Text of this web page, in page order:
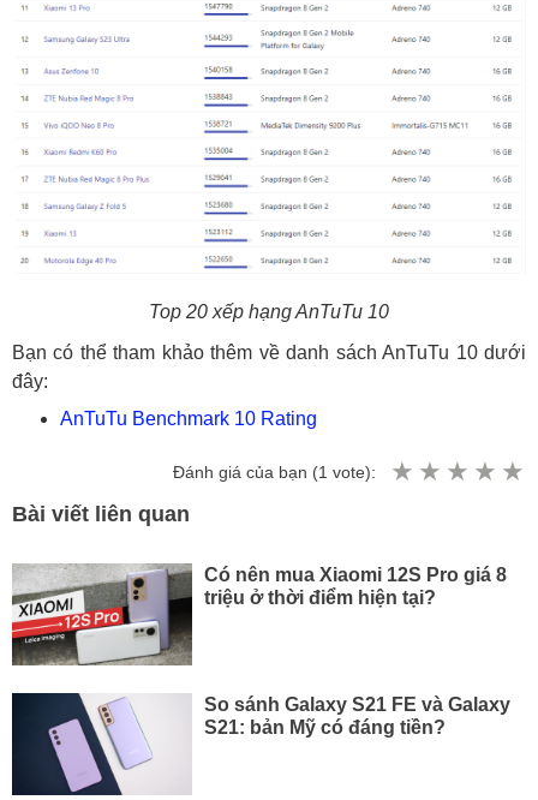
Top 20 xếp hạng AnTuTu 10
Bạn có thể tham khảo thêm về danh sách AnTuTu 10 dưới
đây:
AnTuTu Benchmark 10 Rating
Đánh giá của bạn (1 vote):
Bài viết liên quan
Có nên mua Xiaomi 12S Pro giá 8
triệu ở thời điểm hiện tại?
So sánh Galaxy S21 FE và Galaxy
S21: bản Mỹ có đáng tiền?